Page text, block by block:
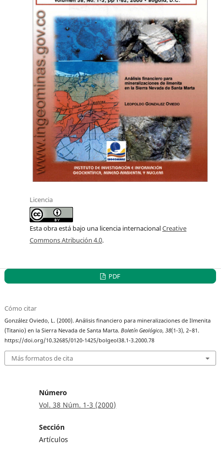
Licencia
Esta obra está bajo una licencia internacionalCreative
Commons Atribución 4.0.
PDF
Cómo citar
González Oviedo, L. (2000). Análisis financiero para mineralizaciones de Ilmenita
(Titanio) en la Sierra Nevada de Santa Marta.Boletín Geológico,38(1-3), 2–81.
https://doi.org/10.32685/0120-1425/bolgeol38.1-3.2000.78
Más formatos de cita
Número
Vol. 38 Núm. 1-3 (2000)
Sección
Artículos